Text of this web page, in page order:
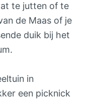
te jutten of te
de Maas of je
duik bij het
in
een picknick